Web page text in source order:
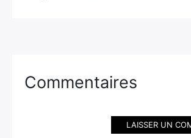
Commentaires
LAISSER UN